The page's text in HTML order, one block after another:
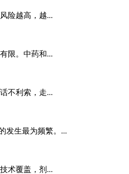
险越高，越...
限。中药和...
不利索，走...
发生最为频繁。...
术覆盖，剂...